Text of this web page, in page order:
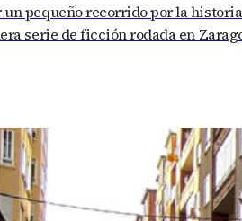
un pequeño recorrido por la
serie de ficción rodada en